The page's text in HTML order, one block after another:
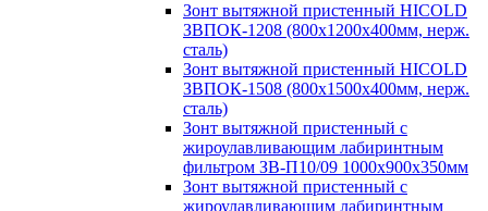
Зонт вытяжной пристенный HICOLD
ЗВПОК-1208 (800х1200х400мм, нерж.
сталь)
Зонт вытяжной пристенный HICOLD
ЗВПОК-1508 (800х1500х400мм, нерж.
сталь)
Зонт вытяжной пристенный с
жироулавливающим лабиринтным
фильтром ЗВ-П10/09 1000х900х350мм
Зонт вытяжной пристенный с
жироулавливающим лабиринтным